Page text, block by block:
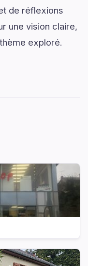
de réflexions
une vision claire,
exploré.